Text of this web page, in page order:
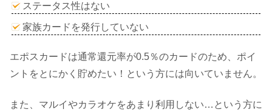
ステータス性はない
家族カードを発行していない
エポスカードは通常還元率が0.5％のカードのため、ポイ
ントをとにかく貯めたい！という方には向いていません。
また、マルイやカラオケをあまり利用しない…という方に